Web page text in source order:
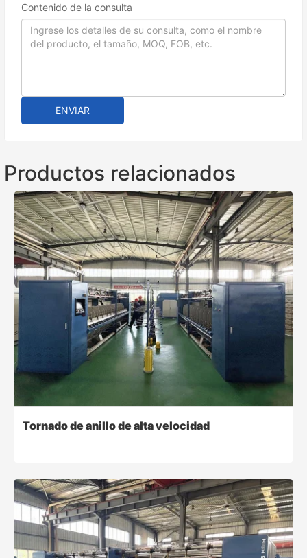
Contenido de la consulta
ENVIAR
Productos relacionados
Tornado de anillo de alta velocidad